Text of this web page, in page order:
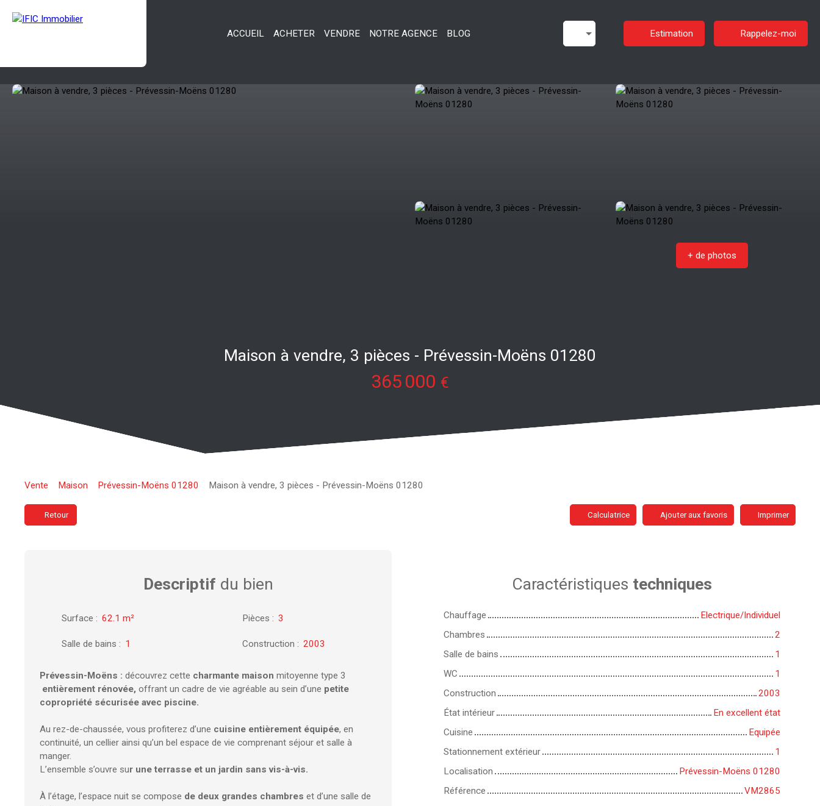
ACCUEIL ACHETER VENDRE NOTRE AGENCE BLOG Estimation Rappelez-moi
+ de photos
Maison à vendre, 3 pièces - Prévessin-Moëns 01280
365 000 €
Vente Maison Prévessin-Moëns 01280 Maison à vendre, 3 pièces - Prévessin-Moëns 01280
Retour Calculatrice Ajouter aux favoris Imprimer
Descriptif du bien
Surface : 62.1 m² Pièces : 3
Salle de bains : 1 Construction : 2003
Prévessin-Moëns : découvrez cette charmante maison mitoyenne type 3
entièrement rénovée, offrant un cadre de vie agréable au sein d’une petite
copropriété sécurisée avec piscine.
Au rez-de-chaussée, vous profiterez d’une cuisine entièrement équipée, en
continuité, un cellier ainsi qu’un bel espace de vie comprenant séjour et salle à
manger.
L’ensemble s’ouvre sur une terrasse et un jardin sans vis-à-vis.
À l’étage, l’espace nuit se compose de deux grandes chambres et d’une salle de
Caractéristiques techniques
Chauffage
Electrique/Individuel
Chambres
2
Salle de bains
1
WC
1
Construction
2003
État intérieur
En excellent état
Cuisine
Equipée
Stationnement extérieur
1
Localisation
Prévessin-Moëns 01280
Référence
VM2865